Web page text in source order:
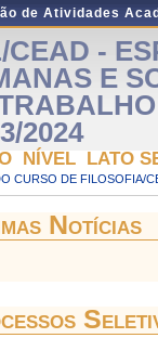
de Atividades
CEAD -
E
2024
NÍVEL LATO
CURSO DE FILOSOFIA/
Notícias